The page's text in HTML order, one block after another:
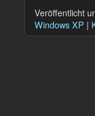
Veröffentlicht
Windows XP |